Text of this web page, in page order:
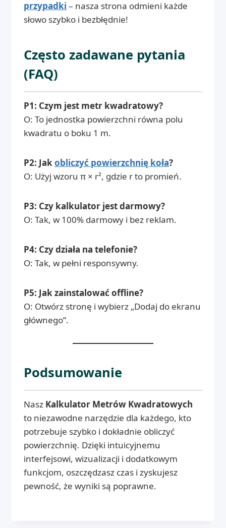
przypadki – nasza strona odmieni każde
słowo szybko i bezbłędnie!
Często zadawane pytania
(FAQ)
P1: Czym jest metr kwadratowy?
O: To jednostka powierzchni równa polu
kwadratu o boku 1 m.
P2: Jakobliczyć powierzchnię koła?
O: Użyj wzoru π × r², gdzie r to promień.
P3: Czy kalkulator jest darmowy?
O: Tak, w 100% darmowy i bez reklam.
P4: Czy działa na telefonie?
O: Tak, w pełni responsywny.
P5: Jak zainstalować offline?
O: Otwórz stronę i wybierz „Dodaj do ekranu
głównego”.
Podsumowanie
Nasz Kalkulator Metrów Kwadratowych
to niezawodne narzędzie dla każdego, kto
potrzebuje szybko i dokładnie obliczyć
powierzchnię. Dzięki intuicyjnemu
interfejsowi, wizualizacji i dodatkowym
funkcjom, oszczędzasz czas i zyskujesz
pewność, że wyniki są poprawne.